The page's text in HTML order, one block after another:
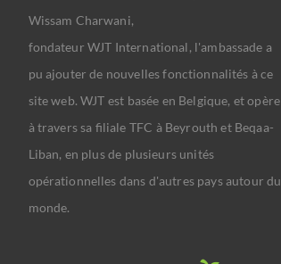
Wissam Charwani,
fondateur WJT International, l'ambassade a
pu ajouter de nouvelles fonctionnalités à ce
site web. WJT est basée en Belgique, et opère
à travers sa filiale TFC à Beyrouth et Beqaa-
Liban, en plus de plusieurs unités
opérationnelles dans d'autres pays autour du
monde.